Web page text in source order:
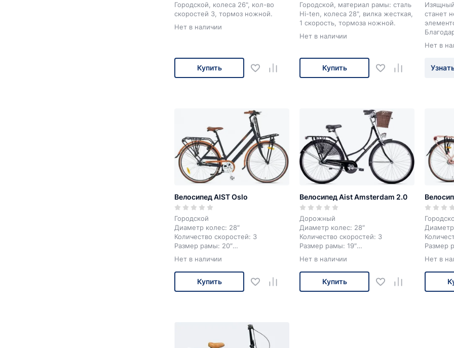
Городской, колеса 26", кол-во
скоростей 3, тормоз ножной.
Нет в наличии
Купить
Городской, материал рамы: сталь
Hi-ten, колеса 28", вилка жесткая,
1 скорость, тормоза ножной.
Нет в наличии
Купить
станет
Нет в
Велосипед AIST Oslo
Городской
Диаметр колес: 28″
Количество скоростей: 3
Размер рамы: 20″
Тормоз передний ободной
Цвет: черный, серый
Нет в наличии
Купить
Велосипед Aist Amsterdam 2.0
Дорожный
Диаметр колес: 28″
Количество скоростей: 3
Размер рамы: 19″
Тормоза ободные (V-brake)
2 цвета
Нет в наличии
Купить
Размер
Тормоз
Цвет:
Нет в